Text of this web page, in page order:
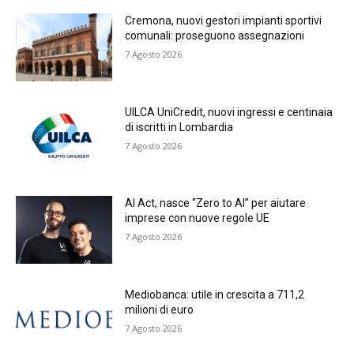
Cremona, nuovi gestori impianti sportivi
comunali: proseguono assegnazioni
7 Agosto 2026
UILCA UniCredit, nuovi ingressi e centinaia
di iscritti in Lombardia
7 Agosto 2026
AI Act, nasce “Zero to AI” per aiutare
imprese con nuove regole UE
7 Agosto 2026
Mediobanca: utile in crescita a 711,2
milioni di euro
7 Agosto 2026